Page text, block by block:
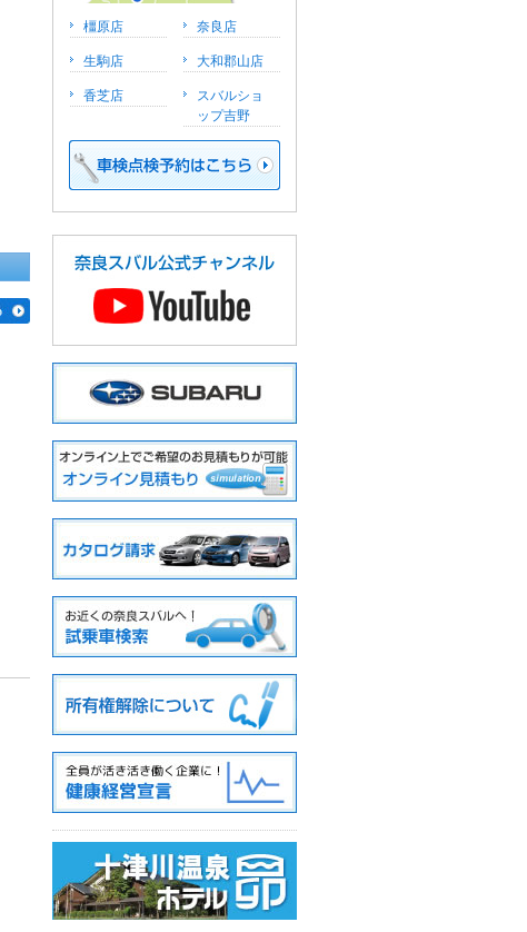
橿原店 奈良店
生駒店 大和郡山店
香芝店
スバルショ
ップ吉野